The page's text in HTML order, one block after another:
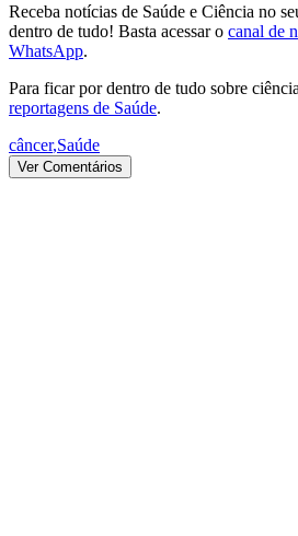
Receba notícias de Saúde e Ciência no
dentro de tudo! Basta acessar o canal de
WhatsApp.
Para ficar por dentro de tudo sobre
reportagens de Saúde.
câncer,Saúde
Ver Comentários